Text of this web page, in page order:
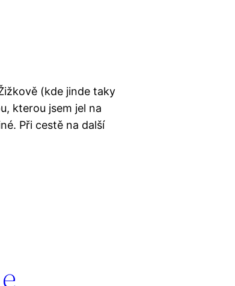
(kde jinde taky
kterou jsem jel na
Při cestě na další